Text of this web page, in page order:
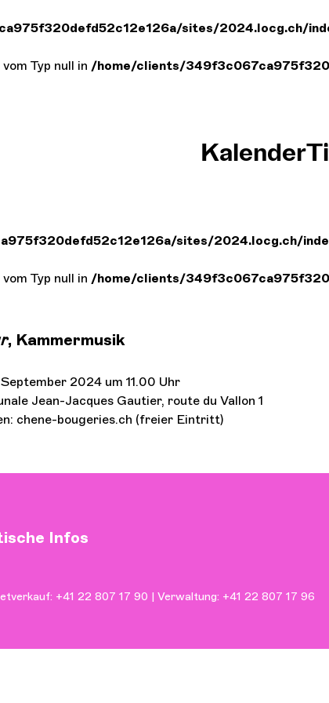
sites/2024.locg.ch/
Typ null in /home/clients/
Kalender
sites/2024.locg.ch/
Typ null in /home/clients/
, Kammermusik
2024 um 11.00 Uhr
Jean-Jacques Gautier, route du Vallon 1
chene-bougeries.ch (freier Eintritt)
Infos
+41 22 807 17 90 | Verwaltung: +41 22 807 17 96